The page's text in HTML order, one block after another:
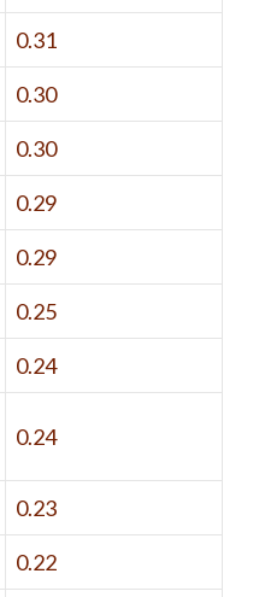
0.31
0.30
0.30
0.29
0.29
0.25
0.24
0.24
0.23
0.22